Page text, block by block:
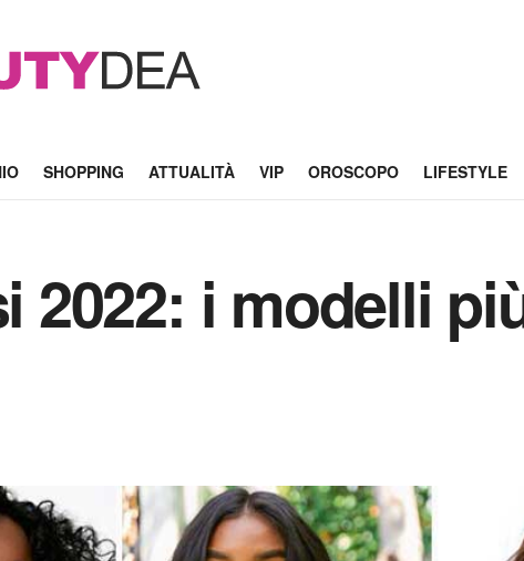
SHOPPING ATTUALITÀ VIP OROSCOPO LIFESTYLE
2022: i modelli